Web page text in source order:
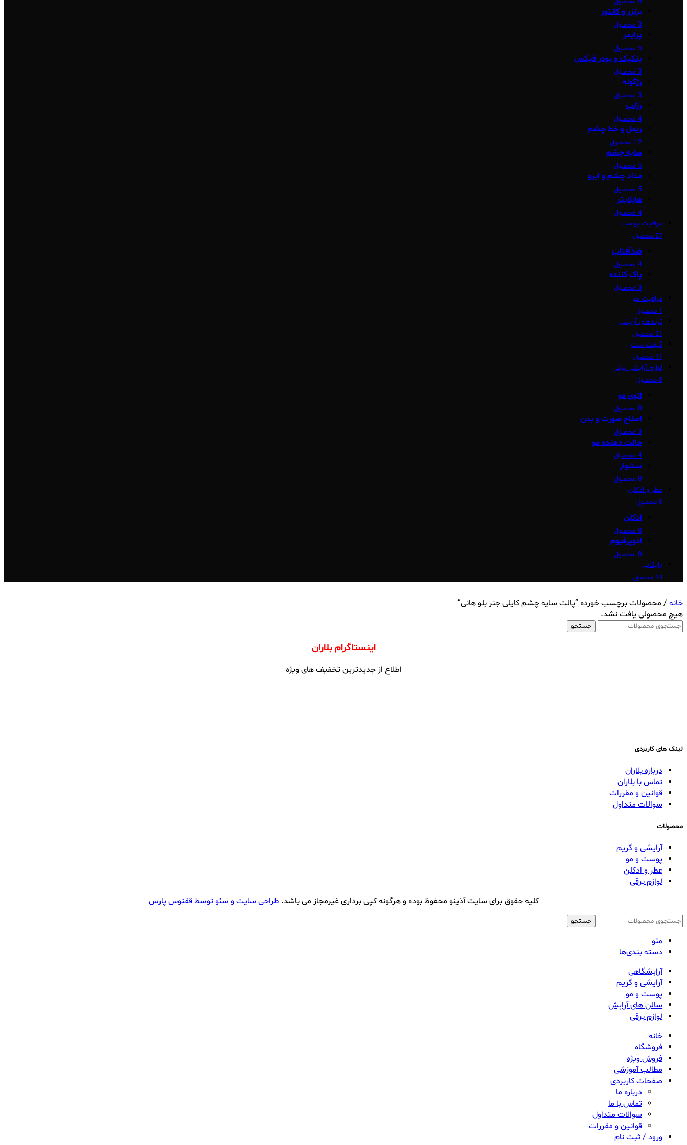
برنزر و کانتور
3 محصول
پرایمر
5 محصول
پنکیک و پودر فیکس
3 محصول
رژگونه
3 محصول
رژلب
4 محصول
ریمل و خط چشم
12 محصول
سایه چشم
5 محصول
مداد چشم و ابرو
5 محصول
هایلایتر
4 محصول
مراقبت پوست
27 محصول
ضدآفتاب
4 محصول
پاک کننده
3 محصول
مراقبت مو
1 محصول
ترندهای آرایشی
21 محصول
گیفت ست
11 محصول
لوازم آرایشی برقی
8 محصول
اتوی مو
0 محصول
اصلاح صورت و بدن
3 محصول
حالت دهنده مو
4 محصول
سشوار
0 محصول
عطر و ادکلن
0 محصول
ادکلن
0 محصول
ادوپرفیوم
0 محصول
بایگانی
14 محصول
خانه/ محصولات برچسب خورده “پالت سایه چشم کایلی جنر بلو هانی”
هیچ محصولی یافت نشد.
جستجو
اینستاگرام بلاران
اطلاع از جدیدترین تخفیف های ویژه
لینک های کاربردی
درباره بلاران
تماس با بلاران
قوانین و مقررات
سوالات متداول
محصولات
آرایشی و گریم
پوست و مو
عطر و ادکلن
لوازم برقی
کلیه حقوق برای سایت آذینو محفوظ بوده و هرگونه کپی برداری غیرمجاز می باشد.طراحی سایت و سئو توسط ققنوس پارس
جستجو
منو
دسته بندی‌ها
آرایشگاهی
آرایشی و گریم
پوست و مو
سالن های آرایش
لوازم برقی
خانه
فروشگاه
فروش ویژه
مطالب آموزشی
صفحات کاربردی
درباره ما
تماس با ما
سوالات متداول
قوانین و مقررات
ورود / ثبت نام